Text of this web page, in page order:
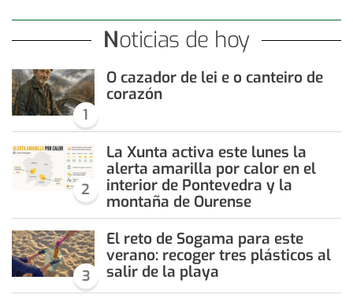
Noticias de hoy
1
O cazador de lei e o canteiro de
corazón
2
La Xunta activa este lunes la
alerta amarilla por calor en el
interior de Pontevedra y la
montaña de Ourense
3
El reto de Sogama para este
verano: recoger tres plásticos al
salir de la playa